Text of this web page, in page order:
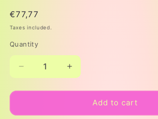
Regular
price
€77,77
Taxes included.
Quantity
Decrease
quantity
for
&quot;FARBENSPIEL
Increase
quantity
for
ORAKELBOX
&quot;FARBENSPIEL
Add to cart